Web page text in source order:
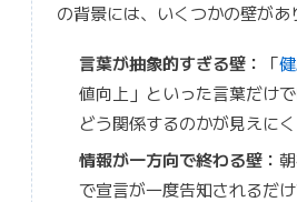
の背景には、いくつかの壁があ
言葉が抽象的すぎる壁： 「
値向上」といった言葉だけ
どう関係するのかが見えにく
情報が一方向で終わる壁：
で宣言が一度告知されるだ